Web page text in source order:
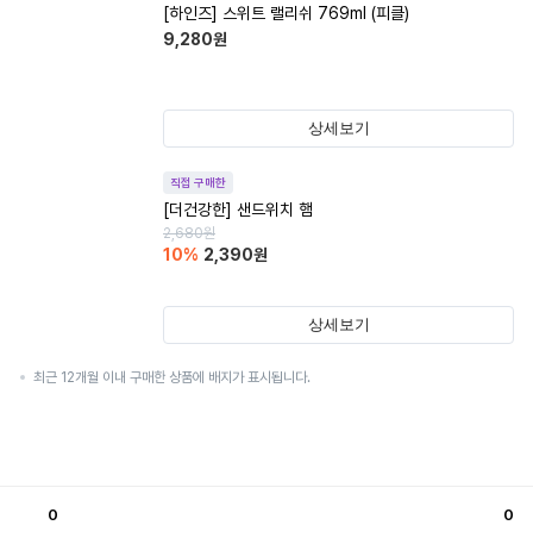
[하인즈] 스위트 랠리쉬 769ml (피클)
9,280원
상세보기
직접 구매한
[더건강한] 샌드위치 햄
2,680원
10% 2,390원
상세보기
최근 12개월 이내 구매한 상품에 배지가 표시됩니다.
0 0